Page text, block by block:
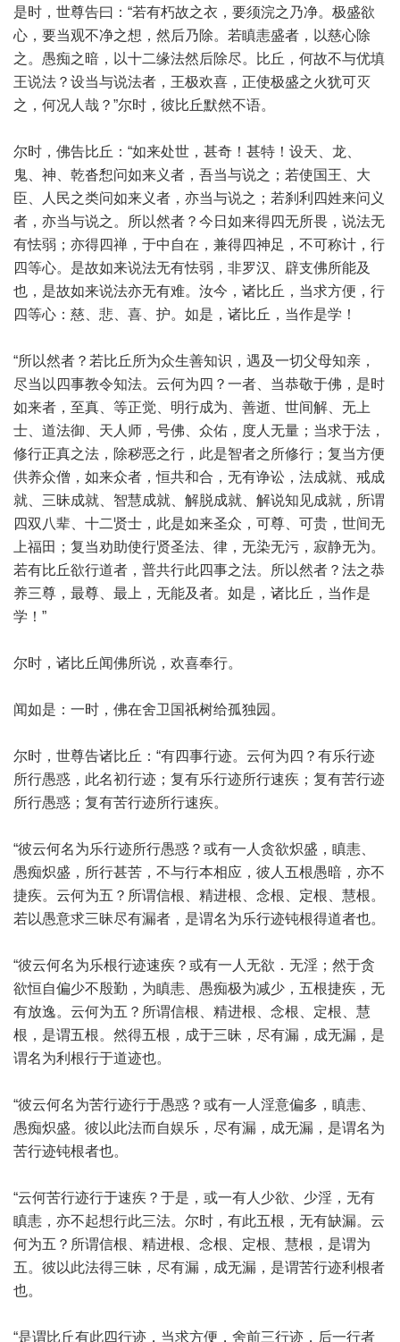
是时，世尊告曰：“若有朽故之衣，要须浣之乃净。极盛欲
心，要当观不净之想，然后乃除。若瞋恚盛者，以慈心除
之。愚痴之暗，以十二缘法然后除尽。比丘，何故不与优填
王说法？设当与说法者，王极欢喜，正使极盛之火犹可灭
之，何况人哉？”尔时，彼比丘默然不语。
尔时，佛告比丘：“如来处世，甚奇！甚特！设天、龙、
鬼、神、乾沓惒问如来义者，吾当与说之；若使国王、大
臣、人民之类问如来义者，亦当与说之；若刹利四姓来问义
者，亦当与说之。所以然者？今日如来得四无所畏，说法无
有怯弱；亦得四禅，于中自在，兼得四神足，不可称计，行
四等心。是故如来说法无有怯弱，非罗汉、辟支佛所能及
也，是故如来说法亦无有难。汝今，诸比丘，当求方便，行
四等心：慈、悲、喜、护。如是，诸比丘，当作是学！
“所以然者？若比丘所为众生善知识，遇及一切父母知亲，
尽当以四事教令知法。云何为四？一者、当恭敬于佛，是时
如来者，至真、等正觉、明行成为、善逝、世间解、无上
士、道法御、天人师，号佛、众佑，度人无量；当求于法，
修行正真之法，除秽恶之行，此是智者之所修行；复当方便
供养众僧，如来众者，恒共和合，无有诤讼，法成就、戒成
就、三昧成就、智慧成就、解脱成就、解说知见成就，所谓
四双八辈、十二贤士，此是如来圣众，可尊、可贵，世间无
上福田；复当劝助使行贤圣法、律，无染无污，寂静无为。
若有比丘欲行道者，普共行此四事之法。所以然者？法之恭
养三尊，最尊、最上，无能及者。如是，诸比丘，当作是
学！”
尔时，诸比丘闻佛所说，欢喜奉行。
闻如是：一时，佛在舍卫国祇树给孤独园。
尔时，世尊告诸比丘：“有四事行迹。云何为四？有乐行迹
所行愚惑，此名初行迹；复有乐行迹所行速疾；复有苦行迹
所行愚惑；复有苦行迹所行速疾。
“彼云何名为乐行迹所行愚惑？或有一人贪欲炽盛，瞋恚、
愚痴炽盛，所行甚苦，不与行本相应，彼人五根愚暗，亦不
捷疾。云何为五？所谓信根、精进根、念根、定根、慧根。
若以愚意求三昧尽有漏者，是谓名为乐行迹钝根得道者也。
“彼云何名为乐根行迹速疾？或有一人无欲．无淫；然于贪
欲恒自偏少不殷勤，为瞋恚、愚痴极为减少，五根捷疾，无
有放逸。云何为五？所谓信根、精进根、念根、定根、慧
根，是谓五根。然得五根，成于三昧，尽有漏，成无漏，是
谓名为利根行于道迹也。
“彼云何名为苦行迹行于愚惑？或有一人淫意偏多，瞋恚、
愚痴炽盛。彼以此法而自娱乐，尽有漏，成无漏，是谓名为
苦行迹钝根者也。
“云何苦行迹行于速疾？于是，或一有人少欲、少淫，无有
瞋恚，亦不起想行此三法。尔时，有此五根，无有缺漏。云
何为五？所谓信根、精进根、念根、定根、慧根，是谓为
五。彼以此法得三昧，尽有漏，成无漏，是谓苦行迹利根者
也。
“是谓比丘有此四行迹，当求方便，舍前三行迹，后一行者